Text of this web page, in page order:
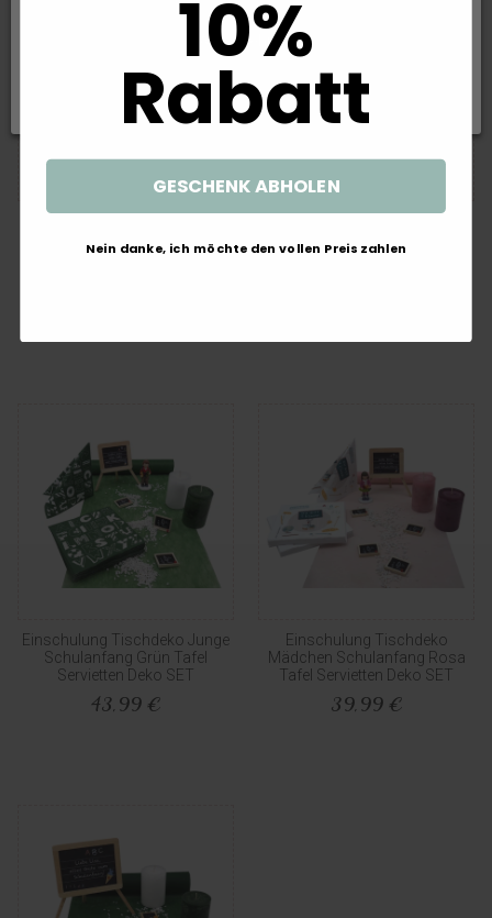
Personalisierbar SET
Schulbank Tafel
Einschulung Tischdeko Junge
Schulanfang Grün Tafel
Servietten Deko SET
43,99 €
Einschulung Tischdeko
Mädchen Schulanfang Rosa
Tafel Servietten Deko SET
39,99 €
Alle ablehnen
Auswahl akzeptieren
10%
Rabatt
GESCHENK ABHOLEN
Nein danke, ich möchte den vollen Preis zahlen